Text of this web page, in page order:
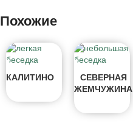
Похожие
КАЛИТИНО
СЕВЕРНАЯ
ЖЕМЧУЖИНА